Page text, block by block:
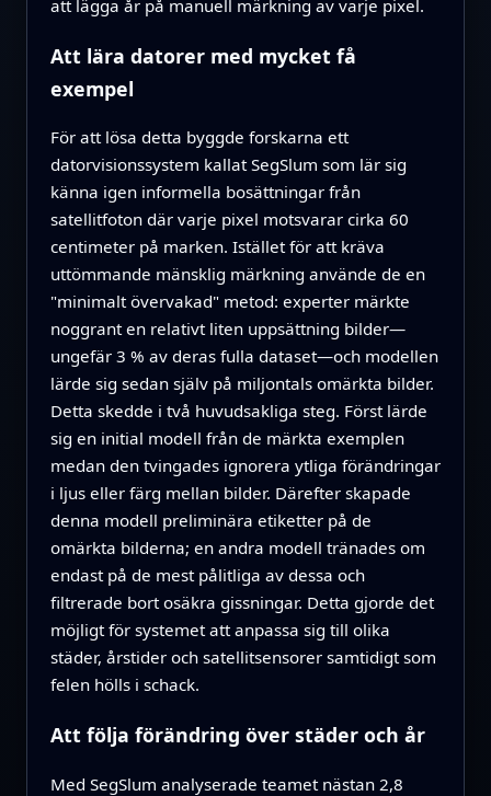
att lägga år på manuell märkning av varje pixel.
Att lära datorer med mycket få
exempel
För att lösa detta byggde forskarna ett
datorvisionssystem kallat SegSlum som lär sig
känna igen informella bosättningar från
satellitfoton där varje pixel motsvarar cirka 60
centimeter på marken. Istället för att kräva
uttömmande mänsklig märkning använde de en
"minimalt övervakad" metod: experter märkte
noggrant en relativt liten uppsättning bilder—
ungefär 3 % av deras fulla dataset—och modellen
lärde sig sedan själv på miljontals omärkta bilder.
Detta skedde i två huvudsakliga steg. Först lärde
sig en initial modell från de märkta exemplen
medan den tvingades ignorera ytliga förändringar
i ljus eller färg mellan bilder. Därefter skapade
denna modell preliminära etiketter på de
omärkta bilderna; en andra modell tränades om
endast på de mest pålitliga av dessa och
filtrerade bort osäkra gissningar. Detta gjorde det
möjligt för systemet att anpassa sig till olika
städer, årstider och satellitsensorer samtidigt som
felen hölls i schack.
Att följa förändring över städer och år
Med SegSlum analyserade teamet nästan 2,8